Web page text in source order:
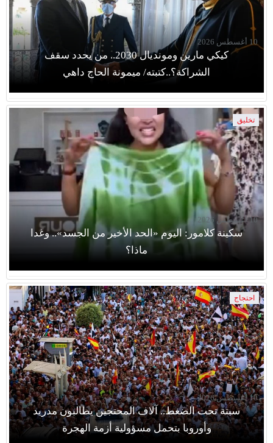
كيكي مارين ومونديال 2030.. من يحدد سقف
الشراكة؟..كتبته/ ميمونة الحاج داهي
10 أغسطس 2026
تخليق
سكينة كلامور: اليوم «الحد الأخير من الجسد».. وغدا
ماذا؟
10 أغسطس 2026
احتجاج
سبتة تحت الضغط.. آلاف المحتجين يطالبون مدريد
وأوروبا بتحمل مسؤولية أزمة الهجرة
10 أغسطس 2026